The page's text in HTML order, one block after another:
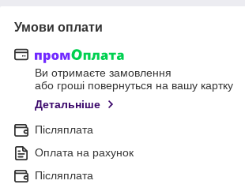
Умови оплати
Ви отримаєте замовлення
або гроші повернуться на вашу картку
Детальніше
Післяплата
Оплата на рахунок
Післяплата